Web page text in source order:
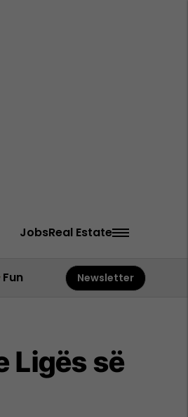
JobsReal Estate
Fun Newsletter
Ligës së